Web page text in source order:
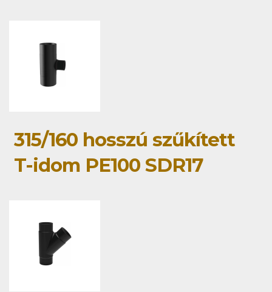
315/160 hosszú szűkített
T-idom PE100 SDR17